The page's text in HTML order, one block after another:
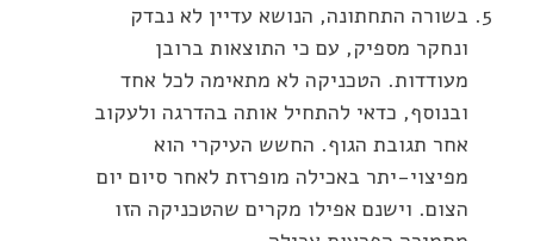
בשורה התחתונה, הנושא עדיין לא נבדק
ונחקר מספיק, עם כי התוצאות ברובן
מעודדות. הטכניקה לא מתאימה לכל אחד
ובנוסף, כדאי להתחיל אותה בהדרגה ולעקוב
אחר תגובת הגוף. החשש העיקרי הוא
מפיצוי-יתר באכילה מופרזת לאחר סיום יום
הצום. וישנם אפילו מקרים שהטכניקה הזו